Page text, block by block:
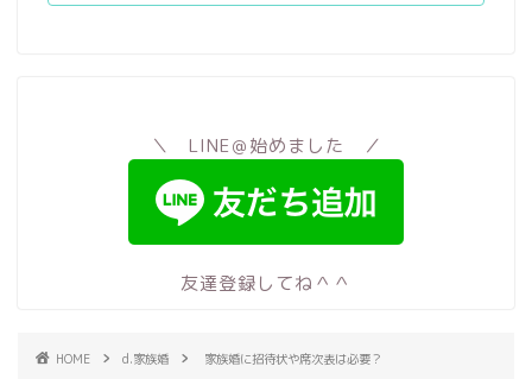
＼ LINE＠始めました ／
友達登録してね＾＾
HOME d.家族婚 家族婚に招待状や席次表は必要？